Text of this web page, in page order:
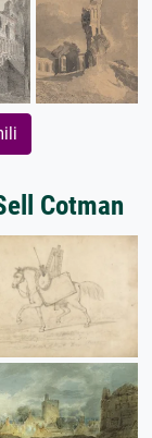
Cotman